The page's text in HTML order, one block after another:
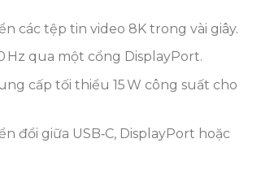
các tệp tin video 8K trong vài giây.
Hz qua một cổng DisplayPort.
cấp tối thiểu 15 W công suất cho
đổi giữa USB‑C, DisplayPort hoặc